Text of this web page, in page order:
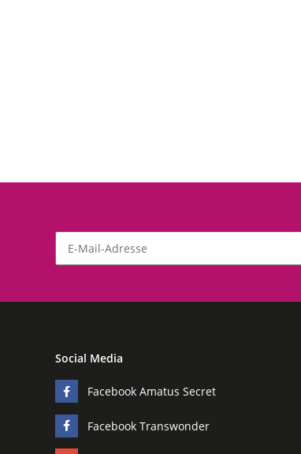
Social Media
Facebook Amatus Secret
Facebook Transwonder